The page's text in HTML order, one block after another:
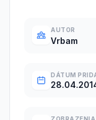
AUTOR
Vrbam
DÁTUM